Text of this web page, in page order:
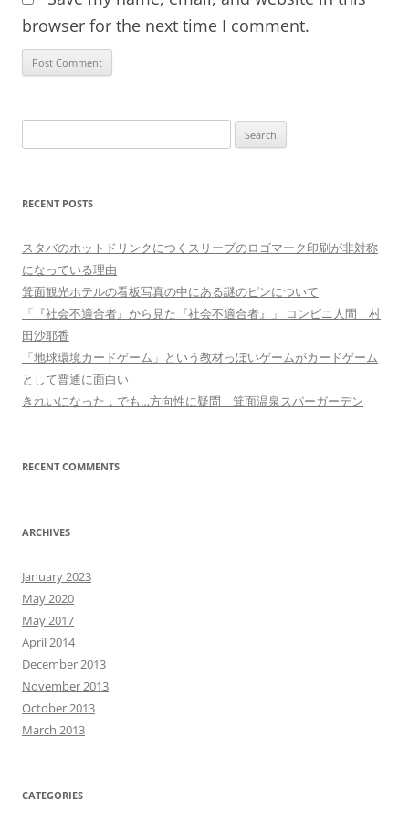
browser for the next time I comment.
for:
RECENT POSTS
スタバのホットドリンクにつくスリーブのロゴマーク印刷が非対称
になっている理由
箕面観光ホテルの看板写真の中にある謎のピンについて
「『社会不適合者』から見た『社会不適合者』」 コンビニ人間 村
田沙耶香
「地球環境カードゲーム」という教材っぽいゲームがカードゲーム
として普通に面白い
きれいになった，でも…方向性に疑問 箕面温泉スパーガーデン
RECENT COMMENTS
ARCHIVES
January 2023
May 2020
May 2017
April 2014
December 2013
November 2013
October 2013
March 2013
CATEGORIES